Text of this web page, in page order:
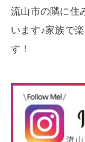
流山市の隣に住
います♪家族で
す！